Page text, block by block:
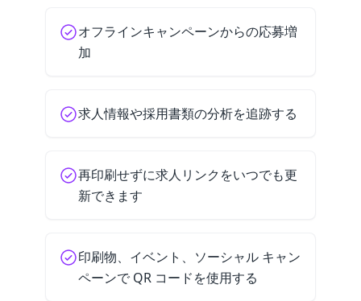
オフラインキャンペーンからの応募増
加
求人情報や採用書類の分析を追跡する
再印刷せずに求人リンクをいつでも更
新できます
印刷物、イベント、ソーシャル キャン
ペーンで QR コードを使用する